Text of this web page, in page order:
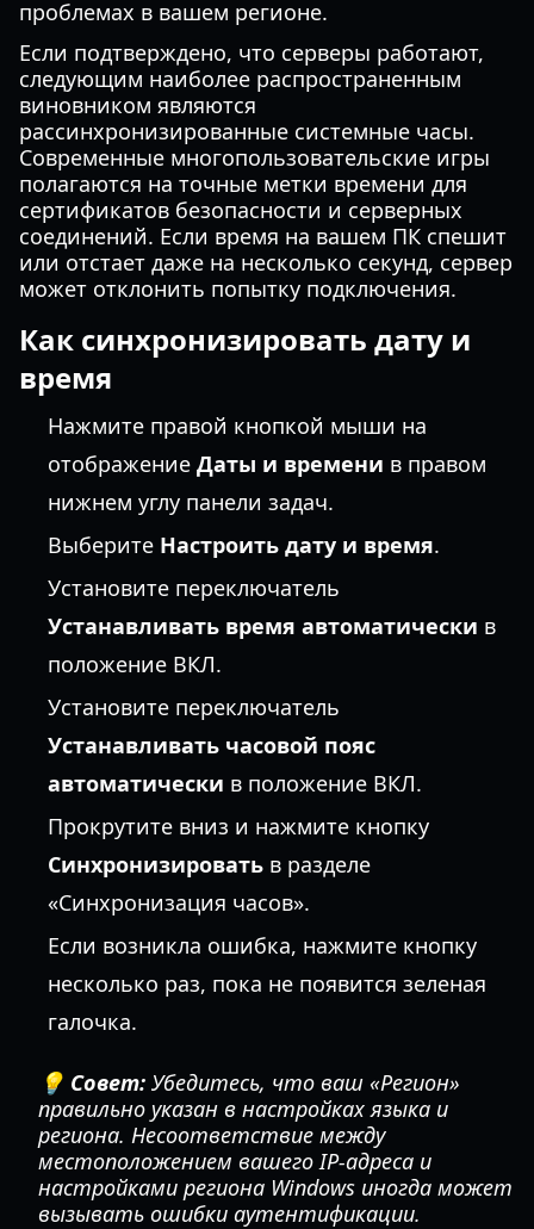
проблемах в вашем регионе.
Если подтверждено, что серверы работают,
следующим наиболее распространенным
виновником являются
рассинхронизированные системные часы.
Современные многопользовательские игры
полагаются на точные метки времени для
сертификатов безопасности и серверных
соединений. Если время на вашем ПК спешит
или отстает даже на несколько секунд, сервер
может отклонить попытку подключения.
Как синхронизировать дату и
время
Нажмите правой кнопкой мыши на
отображение Даты и времени в правом
нижнем углу панели задач.
Выберите Настроить дату и время.
Установите переключатель
Устанавливать время автоматически в
положение ВКЛ.
Установите переключатель
Устанавливать часовой пояс
автоматически в положение ВКЛ.
Прокрутите вниз и нажмите кнопку
Синхронизировать в разделе
«Синхронизация часов».
Если возникла ошибка, нажмите кнопку
несколько раз, пока не появится зеленая
галочка.
💡 Совет: Убедитесь, что ваш «Регион»
правильно указан в настройках языка и
региона. Несоответствие между
местоположением вашего IP-адреса и
настройками региона Windows иногда может
вызывать ошибки аутентификации.